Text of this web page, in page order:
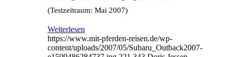
(Testzeitraum: Mai 2007)
Weiterlesen
https://www.mit-pferden-reisen.de/wp-
content/uploads/2007/05/Subaru_Outback2007-